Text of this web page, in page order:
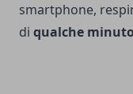
smartphone,
di qualche